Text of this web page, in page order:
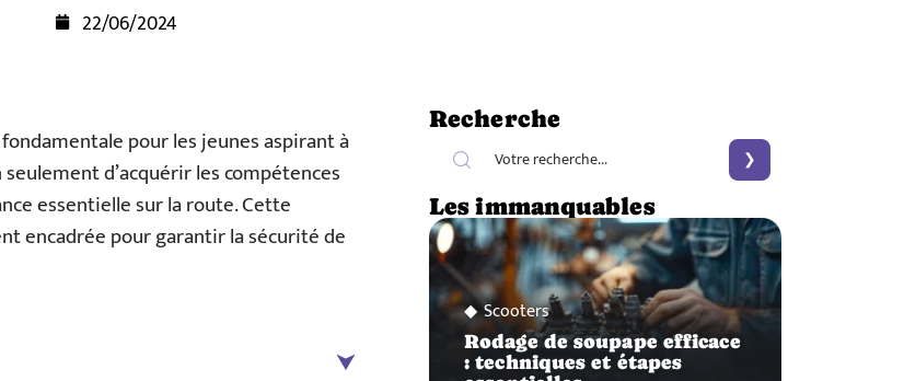
22/06/2024
pour les jeunes aspirant à
d’acquérir les compétences
essentielle sur la route. Cette
encadrée pour garantir la sécurité de
Recherche
Les immanquables
Scooters
Rodage de soupape efficace
: techniques et étapes